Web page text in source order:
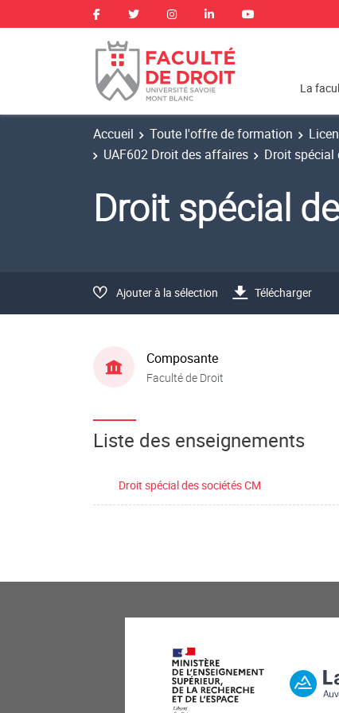
La
Accueil Toute l'offre de formation
UAF602 Droit des affaires
Droit spécial
Droit spécial
Ajouter à la sélection Télécharger
Composante
Faculté de Droit
Liste des enseignements
Droit spécial des sociétés CM